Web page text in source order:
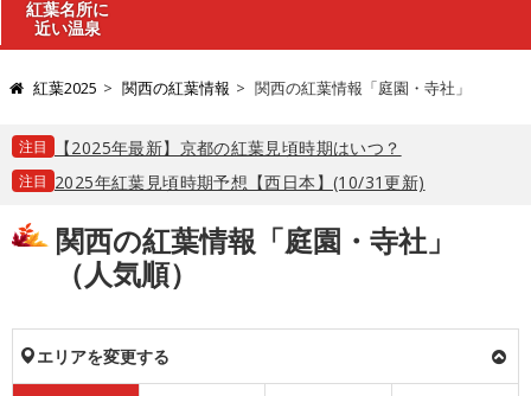
紅葉名所に
近い温泉
紅葉2025 関西の紅葉情報 関西の紅葉情報「庭園・寺社」
注目 【2025年最新】京都の紅葉見頃時期はいつ？
注目 2025年紅葉見頃時期予想【西日本】(10/31更新)
関西の紅葉情報「庭園・寺社」
（人気順）
エリアを変更する